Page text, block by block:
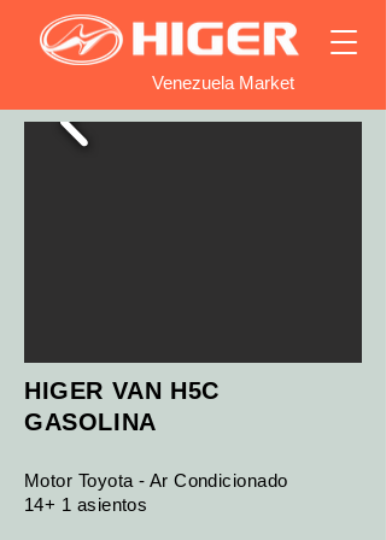
Venezuela Market
HIGER VAN H5C
GASOLINA
Motor Toyota - Ar Condicionado
14+ 1 asientos